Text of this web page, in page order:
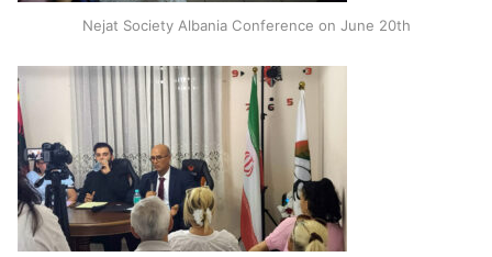
Nejat Society Albania Conference on June 20th